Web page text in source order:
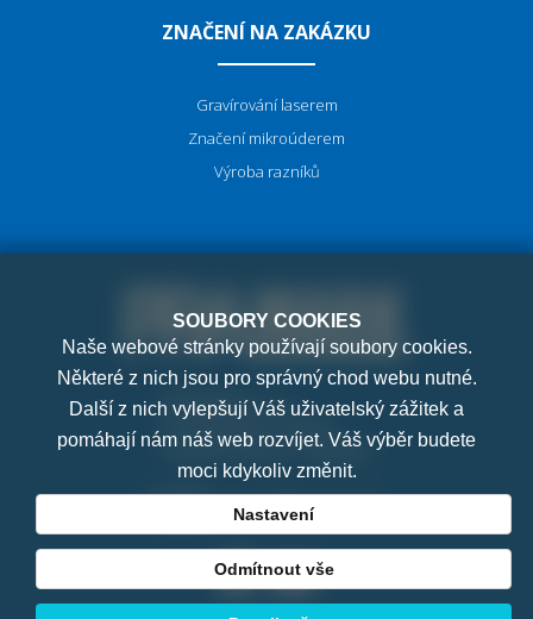
PRAMARK, s.r.o.
K Letňanům 1036/7
182 00 Praha 8 - Ďáblice
E-mail: pramark@pramark.cz
+420 251 561 029
ZNAČENÍ NA ZAKÁZKU
Gravírování laserem
Značení mikroúderem
Výroba razníků
SOUBORY COOKIES
Naše webové stránky používají soubory cookies.
Některé z nich jsou pro správný chod webu nutné.
Další z nich vylepšují Váš uživatelský zážitek a
pomáhají nám náš web rozvíjet. Váš výběr budete
moci kdykoliv změnit.
Nastavení
Odmítnout vše